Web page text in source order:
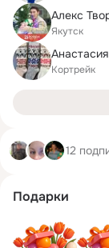
Алекс
Якутск
Кортрейк
12
Подарки